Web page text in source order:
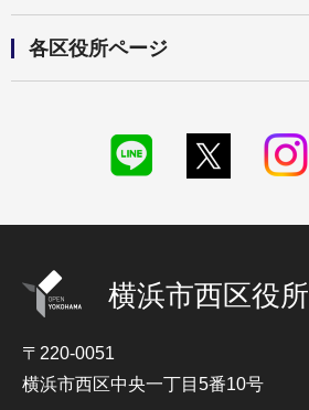
各区役所ページ
横浜市西区役所
〒220-0051
横浜市西区中央一丁目5番10号